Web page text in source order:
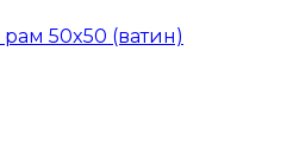
50x50 (ватин)